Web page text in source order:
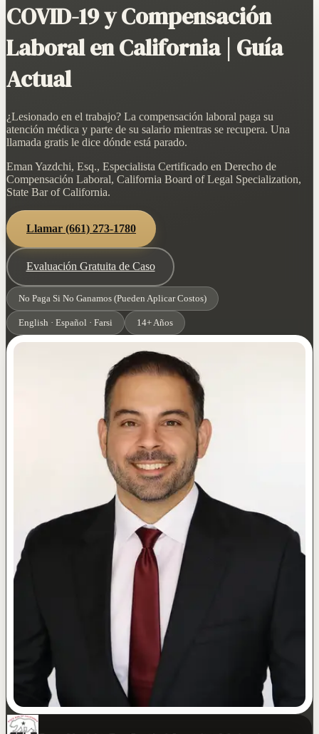
COVID-19 y Compensación
Laboral en California | Guía
Actual
¿Lesionado en el trabajo? La compensación laboral paga su
atención médica y parte de su salario mientras se recupera. Una
llamada gratis le dice dónde está parado.
Eman Yazdchi, Esq., Especialista Certificado en Derecho de
Compensación Laboral, California Board of Legal Specialization,
State Bar of California.
Llamar (661) 273-1780
Evaluación Gratuita de Caso
No Paga Si No Ganamos (Pueden Aplicar Costos)
English · Español · Farsi 14+ Años